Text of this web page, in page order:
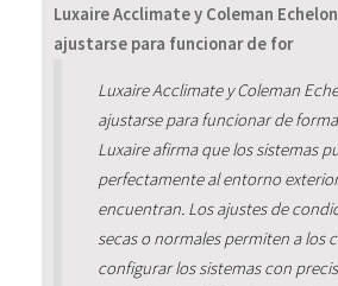
Luxaire Acclimate y Coleman
ajustarse para funcionar de for
Luxaire Acclimate y Coleman
ajustarse para funcionar de
Luxaire afirma que los sistemas
perfectamente al entorno
encuentran. Los ajustes de
secas o normales permiten a los
configurar los sistemas con